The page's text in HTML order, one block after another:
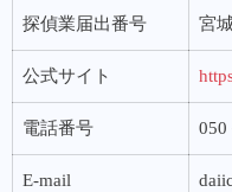
探偵業届出番号 宮
公式サイト
電話番号 050
E-mail